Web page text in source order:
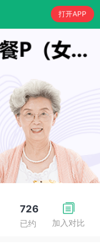
打开APP
加入对比
726
已约